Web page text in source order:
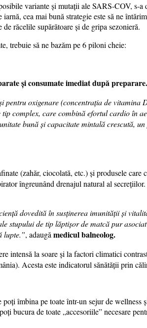
variante și mutații ale SARS-COV, s-
cea mai bună strategie este să ne
răcelile supărătoare și de gripa sezonieră.
trebuie să ne bazăm pe 6 piloni cheie:
și consumate imediat după preparare.
oxigenare (concentrația de
complex, care combină efortul cardio în
bună și capacitate mintală crescută,
(zahăr, ciocolată, etc.) și produsele
îngreunând drenajul natural al
dovedită în susținerea imunității și
stupului de tip lăptișor de matcă pur
lupte.”, adaugămedicul balneolog.
intensă la soare și la factori climatici
Acesta este indicatorul sănătății prin
îmbina pe toate într-un sejur de
bucura de toate „accesoriile” necesare